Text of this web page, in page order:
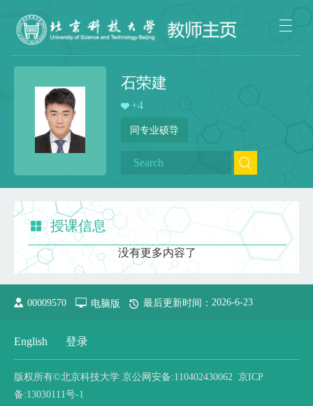
石荣建
+4
同专业硕导
授课信息
没有更多内容了
00009570 电脑版 最后更新时间： 2026-6-23
English 登录
版权所有©北京科技大学 京公网安备:110402430062 京ICP
备:13030111号-1